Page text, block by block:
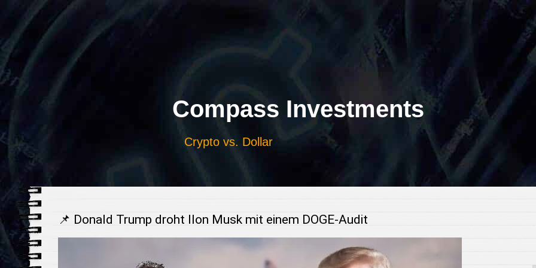
Выберите
язык
Compass Investments
Crypto vs. Dollar
📌 Donald Trump droht Ilon Musk mit einem DOGE-Audit